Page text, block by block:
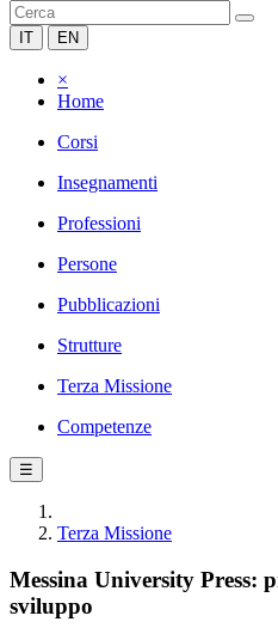
IT EN
×
Home
Corsi
Insegnamenti
Professioni
Persone
Pubblicazioni
Strutture
Terza Missione
Competenze
☰
Terza Missione
Messina University Press:
sviluppo